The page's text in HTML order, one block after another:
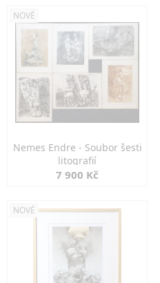
NOVÉ
Nemes Endre - Soubor šesti
litografií
7 900 Kč
NOVÉ